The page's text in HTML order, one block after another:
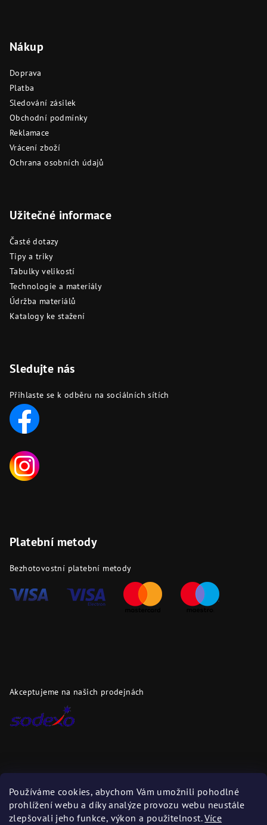
Používáme cookies, abychom Vám umožnili pohodlné
prohlížení webu a díky analýze provozu webu neustále
zlepšovali jeho funkce, výkon a použitelnost.Více
Nákup
Doprava
Platba
Sledování zásilek
Obchodní podmínky
Reklamace
Vrácení zboží
Ochrana osobních údajů
Užitečné informace
Časté dotazy
Tipy a triky
Tabulky velikostí
Technologie a materiály
Údržba materiálů
Katalogy ke stažení
Sledujte nás
Přihlaste se k odběru na sociálních sítích
Platební metody
Bezhotovostní platební metody
Akceptujeme na našich prodejnách
Zboží zasíláme těmito dopravci